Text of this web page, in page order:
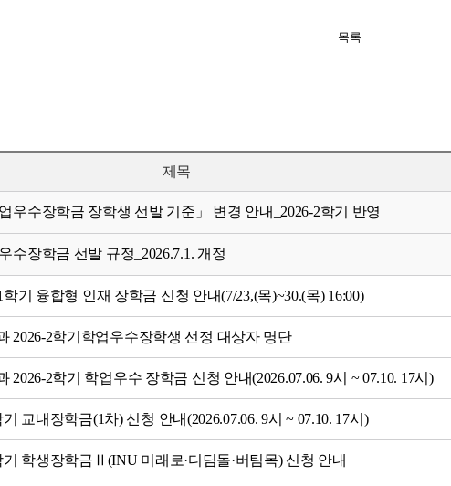
목록
제목
우수장학금 장학생 선발 기준」 변경 안내_2026-2학기 반영
수장학금 선발 규정_2026.7.1. 개정
기 융합형 인재 장학금 신청 안내(7/23,(목)~30.(목) 16:00)
2026-2학기학업우수장학생 선정 대상자 명단
2학기 학업우수 장학금 신청 안내(2026.07.06. 9시 ~ 07.10. 17시)
교내장학금(1차) 신청 안내(2026.07.06. 9시 ~ 07.10. 17시)
학생장학금Ⅱ(INU 미래로·디딤돌·버팀목) 신청 안내